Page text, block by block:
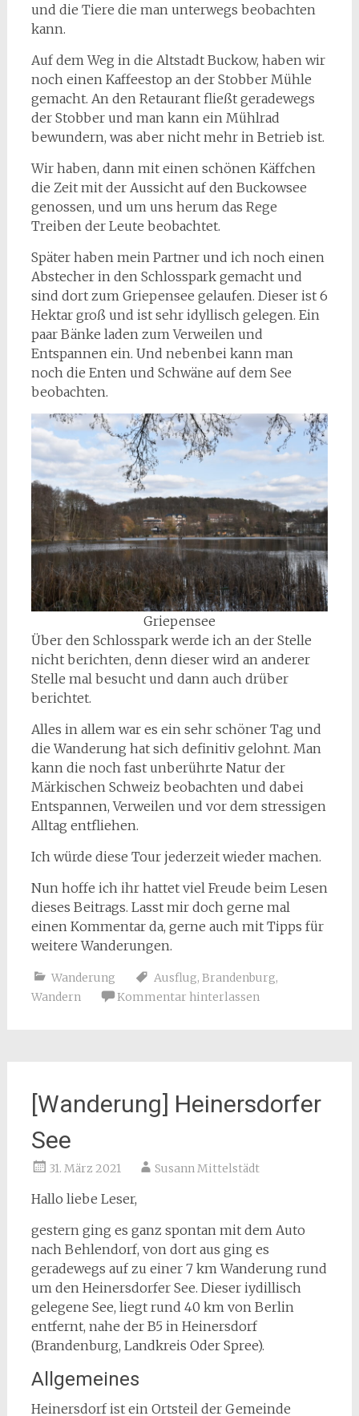
und die Tiere die man unterwegs beobachten
kann.
Auf dem Weg in die Altstadt Buckow, haben wir
noch einen Kaffeestop an der Stobber Mühle
gemacht. An den Retaurant fließt geradewegs
der Stobber und man kann ein Mühlrad
bewundern, was aber nicht mehr in Betrieb ist.
Wir haben, dann mit einen schönen Käffchen
die Zeit mit der Aussicht auf den Buckowsee
genossen, und um uns herum das Rege
Treiben der Leute beobachtet.
Später haben mein Partner und ich noch einen
Abstecher in den Schlosspark gemacht und
sind dort zum Griepensee gelaufen. Dieser ist 6
Hektar groß und ist sehr idyllisch gelegen. Ein
paar Bänke laden zum Verweilen und
Entspannen ein. Und nebenbei kann man
noch die Enten und Schwäne auf dem See
beobachten.
Griepensee
Über den Schlosspark werde ich an der Stelle
nicht berichten, denn dieser wird an anderer
Stelle mal besucht und dann auch drüber
berichtet.
Alles in allem war es ein sehr schöner Tag und
die Wanderung hat sich definitiv gelohnt. Man
kann die noch fast unberührte Natur der
Märkischen Schweiz beobachten und dabei
Entspannen, Verweilen und vor dem stressigen
Alltag entfliehen.
Ich würde diese Tour jederzeit wieder machen.
Nun hoffe ich ihr hattet viel Freude beim Lesen
dieses Beitrags. Lasst mir doch gerne mal
einen Kommentar da, gerne auch mit Tipps für
weitere Wanderungen.
Wanderung Ausflug, Brandenburg,
Wandern
Kommentar hinterlassen
[Wanderung] Heinersdorfer
See
31. März 2021 Susann Mittelstädt
Hallo liebe Leser,
gestern ging es ganz spontan mit dem Auto
nach Behlendorf, von dort aus ging es
geradewegs auf zu einer 7 km Wanderung rund
um den Heinersdorfer See. Dieser iydillisch
gelegene See, liegt rund 40 km von Berlin
entfernt, nahe der B5 in Heinersdorf
(Brandenburg, Landkreis Oder Spree).
Allgemeines
Heinersdorf ist ein Ortsteil der Gemeinde